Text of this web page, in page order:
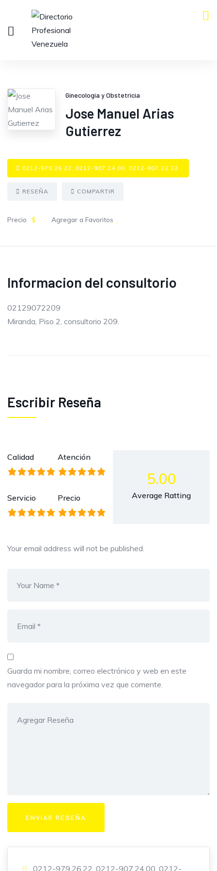
Ginecología y Obstetricia
Jose Manuel Arias
Gutierrez
0212-979.26.22, 0212-907.24.00, 0212-907.22.22.
RESEÑA COMPARTIR
Precio $ Agregar a Favoritos
Informacion del consultorio
02129072209
Miranda, Piso 2, consultorio 209.
Escribir Reseña
Calidad Atención
Servicio Precio
5.00
Average Ratting
Your email address will not be published.
Guarda mi nombre, correo electrónico y web en este
navegador para la próxima vez que comente.
0212-979.26.22, 0212-907.24.00, 0212-